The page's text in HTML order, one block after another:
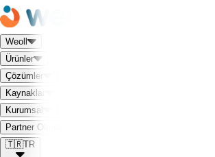
Weoll
Ürünler
Çözümler
Kaynaklar
Kurumsal
Partner Olmak İstiyorum
🇹🇷TR